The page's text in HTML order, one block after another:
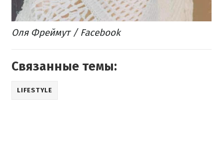
Оля Фреймут / Facebook
Связанные темы:
LIFESTYLE